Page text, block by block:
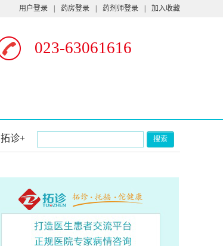
用户登录 药房登录 药剂师登录 加入收藏
023-63061616
拓诊+ 搜索